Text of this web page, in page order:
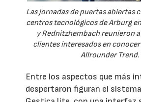
Las jornadas de puertas abiertas
centros tecnológicos de Arburg
y Rednitzhembach reunieron
clientes interesados en
Allrounder Trend.
Entre los aspectos que más
despertaron figuran el